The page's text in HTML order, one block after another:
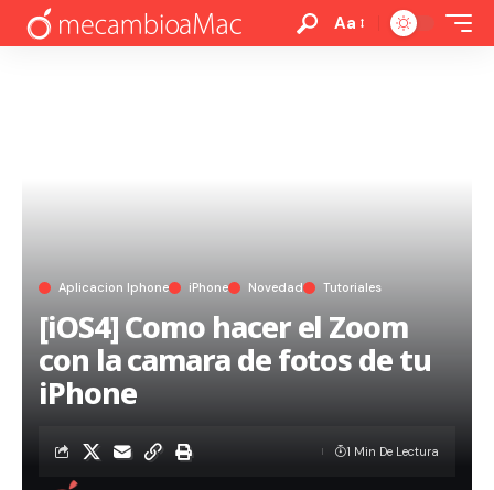
Aa
Aplicacion Iphone iPhone Novedad Tutoriales
[iOS4] Como hacer el Zoom
con la camara de fotos de tu
iPhone
1 Min De Lectura